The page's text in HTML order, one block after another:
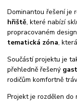
Dominantou řešení je
hřiště, které nabízí
propracovaném
tematická zóna,
Součástí projektu je
přehledně řešený
rodičům komfortně
Projekt je rozdělen do